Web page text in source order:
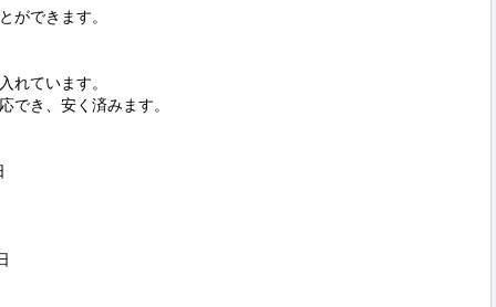
ができます。
れています。
でき、安く済みます。